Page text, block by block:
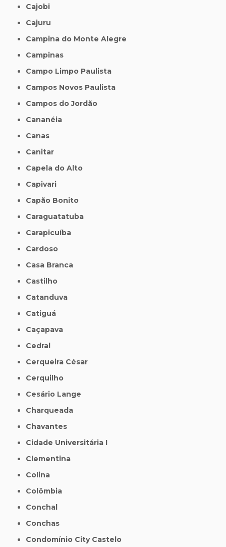
Cajobi
Cajuru
Campina do Monte Alegre
Campinas
Campo Limpo Paulista
Campos Novos Paulista
Campos do Jordão
Cananéia
Canas
Canitar
Capela do Alto
Capivari
Capão Bonito
Caraguatatuba
Carapicuíba
Cardoso
Casa Branca
Castilho
Catanduva
Catiguá
Caçapava
Cedral
Cerqueira César
Cerquilho
Cesário Lange
Charqueada
Chavantes
Cidade Universitária I
Clementina
Colina
Colômbia
Conchal
Conchas
Condomínio City Castelo